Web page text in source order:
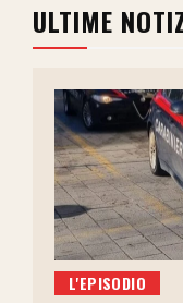
ULTIME
L'EPISODIO